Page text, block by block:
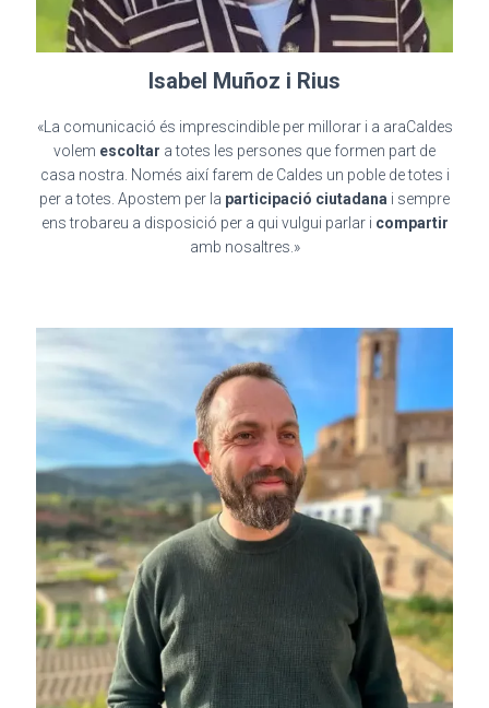
Isabel Muñoz i Rius
«La comunicació és imprescindible per millorar i a araCaldes
volem escoltar a totes les persones que formen part de
casa nostra. Només així farem de Caldes un poble de totes i
per a totes. Apostem per la participació ciutadana i sempre
ens trobareu a disposició per a qui vulgui parlar i compartir
amb nosaltres.»